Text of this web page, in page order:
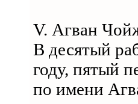
V. Агван
В десятый
году, пятый
по имени